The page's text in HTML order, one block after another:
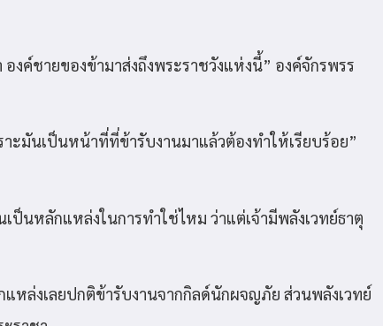
งค์ชายของข้ามาส่งถึงพระราชวังแห่งนี้” องค์จักรพรร
ะมันเป็นหน้าที่ที่ข้ารับงานมาแล้วต้องทำให้เรียบร้อย”
เป็นหลักแหล่งในการทำใช่ไหม ว่าแต่เจ้ามีพลังเวทย์ธาตุ
หล่งเลยปกติข้ารับงานจากกิลด์นักผจญภัย ส่วนพลังเวทย์